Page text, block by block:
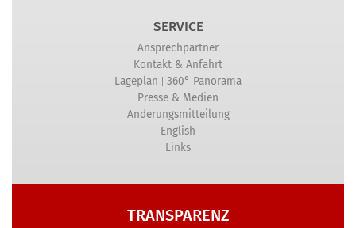
SERVICE
Ansprechpartner
Kontakt & Anfahrt
Lageplan | 360° Panorama
Presse & Medien
Änderungsmitteilung
English
Links
TRANSPARENZ